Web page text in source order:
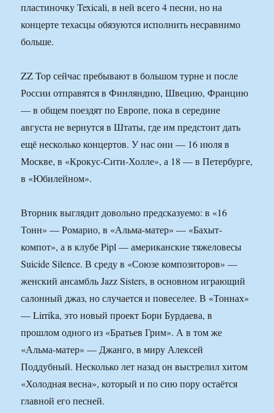
пластиночку Texicali, в ней всего 4 песни, но на
концерте техасцы обязуются исполнить несравнимо
больше.
ZZ Top сейчас пребывают в большом турне и после
России отправятся в Финляндию, Швецию, Францию
— в общем поездят по Европе, пока в середине
августа не вернутся в Штаты, где им предстоит дать
ещё несколько концертов. У нас они — 16 июля в
Москве, в «Крокус-Сити-Холле», а 18 — в Петербурге,
в «Юбилейном».
Вторник выглядит довольно предсказуемо: в «16
Тонн» — Ромарио, в «Альма-матер» — «Бахыт-
компот», а в клубе Pipl — американские тяжеловесы
Suicide Silence. В среду в «Союзе композиторов» —
женский ансамбль Jazz Sisters, в основном играющий
салонный джаз, но случается и повеселее. В «Тоннах»
— Lirrika, это новый проект Бори Бурдаева, в
прошлом одного из «Братьев Грим». А в том же
«Альма-матер» — Джанго, в миру Алексей
Поддубный. Несколько лет назад он выстрелил хитом
«Холодная весна», который и по сию пору остаётся
главной его песней.